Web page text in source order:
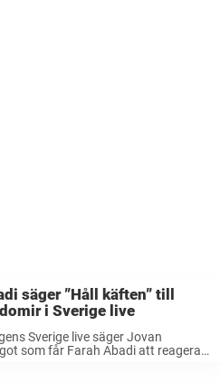
säger ”Håll käften” till
i Sverige live
Sverige live säger Jovan
som får Farah Abadi att reagera.